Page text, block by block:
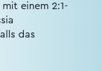
einem 2:1-
das